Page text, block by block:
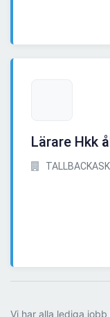
Lärare Hkk
Vi har alla lediga